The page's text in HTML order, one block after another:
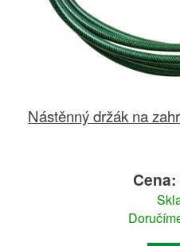
Nástěnný držák na